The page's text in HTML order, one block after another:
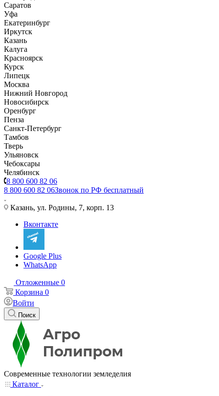
Саратов
Уфа
Екатеринбург
Иркутск
Казань
Калуга
Красноярск
Курск
Липецк
Москва
Нижний Новгород
Новосибирск
Оренбург
Пенза
Санкт-Петербург
Тамбов
Тверь
Ульяновск
Чебоксары
Челябинск
8 800 600 82 06
8 800 600 82 06Звонок по РФ бесплатный
Казань, ул. Родины, 7, корп. 13
Вконтакте
Google Plus
WhatsApp
Отложенные 0
Корзина 0
Войти
Поиск
Современные технологии земледелия
Каталог